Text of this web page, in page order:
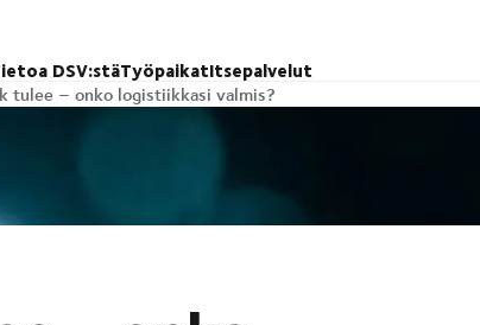
DSV:stäTyöpaikatItsepalvelut
tulee – onko logistiikkasi valmis?